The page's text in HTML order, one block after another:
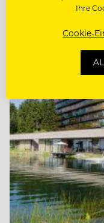
Entdecke alle Jobs
Ihre
Cookie-